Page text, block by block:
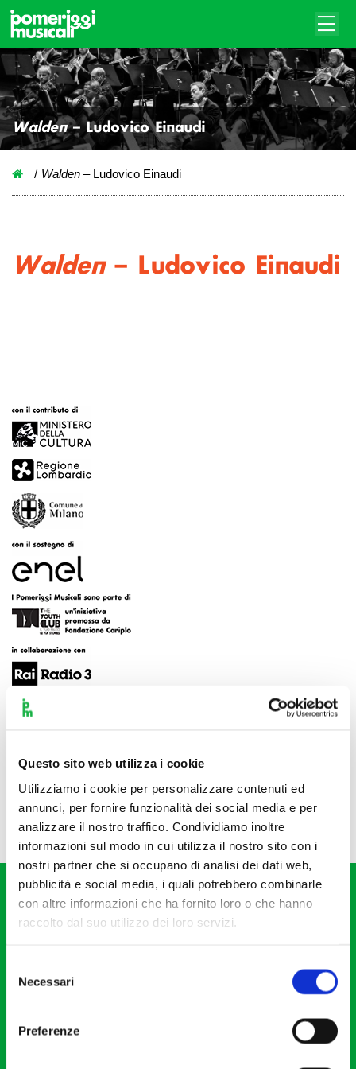
Questo sito web utilizza i cookie
Utilizziamo i cookie per personalizzare contenuti ed
annunci, per fornire funzionalità dei social media e per
analizzare il nostro traffico. Condividiamo inoltre
informazioni sul modo in cui utilizza il nostro sito con i
nostri partner che si occupano di analisi dei dati web,
pubblicità e social media, i quali potrebbero combinarle
con altre informazioni che ha fornito loro o che hanno
raccolto dal suo utilizzo dei loro servizi.
delNecessari
Preferenze
Walden– Ludovico Einaudi
Walden – Ludovico Einaudi
Walden– Ludovico Einaudi
Fondazione I Pomeriggi Musicali
Partita Iva 04410060158